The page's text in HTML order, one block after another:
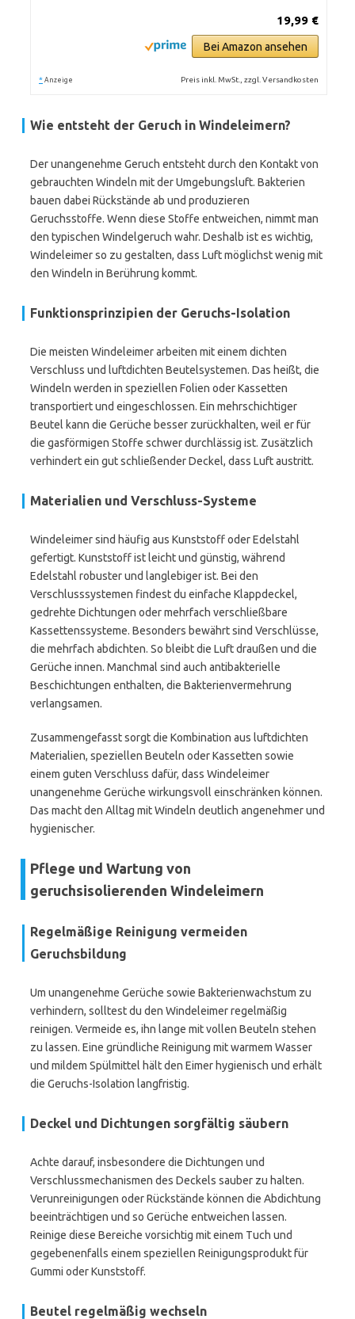
19,99 €
Bei Amazon ansehen
* Anzeige Preis inkl. MwSt., zzgl. Versandkosten
Wie entsteht der Geruch in Windeleimern?
Der unangenehme Geruch entsteht durch den Kontakt von
gebrauchten Windeln mit der Umgebungsluft. Bakterien
bauen dabei Rückstände ab und produzieren
Geruchsstoffe. Wenn diese Stoffe entweichen, nimmt man
den typischen Windelgeruch wahr. Deshalb ist es wichtig,
Windeleimer so zu gestalten, dass Luft möglichst wenig mit
den Windeln in Berührung kommt.
Funktionsprinzipien der Geruchs-Isolation
Die meisten Windeleimer arbeiten mit einem dichten
Verschluss und luftdichten Beutelsystemen. Das heißt, die
Windeln werden in speziellen Folien oder Kassetten
transportiert und eingeschlossen. Ein mehrschichtiger
Beutel kann die Gerüche besser zurückhalten, weil er für
die gasförmigen Stoffe schwer durchlässig ist. Zusätzlich
verhindert ein gut schließender Deckel, dass Luft austritt.
Materialien und Verschluss-Systeme
Windeleimer sind häufig aus Kunststoff oder Edelstahl
gefertigt. Kunststoff ist leicht und günstig, während
Edelstahl robuster und langlebiger ist. Bei den
Verschlusssystemen findest du einfache Klappdeckel,
gedrehte Dichtungen oder mehrfach verschließbare
Kassettenssysteme. Besonders bewährt sind Verschlüsse,
die mehrfach abdichten. So bleibt die Luft draußen und die
Gerüche innen. Manchmal sind auch antibakterielle
Beschichtungen enthalten, die Bakterienvermehrung
verlangsamen.
Zusammengefasst sorgt die Kombination aus luftdichten
Materialien, speziellen Beuteln oder Kassetten sowie
einem guten Verschluss dafür, dass Windeleimer
unangenehme Gerüche wirkungsvoll einschränken können.
Das macht den Alltag mit Windeln deutlich angenehmer und
hygienischer.
Pflege und Wartung von
geruchsisolierenden Windeleimern
Regelmäßige Reinigung vermeiden
Geruchsbildung
Um unangenehme Gerüche sowie Bakterienwachstum zu
verhindern, solltest du den Windeleimer regelmäßig
reinigen. Vermeide es, ihn lange mit vollen Beuteln stehen
zu lassen. Eine gründliche Reinigung mit warmem Wasser
und mildem Spülmittel hält den Eimer hygienisch und erhält
die Geruchs-Isolation langfristig.
Deckel und Dichtungen sorgfältig säubern
Achte darauf, insbesondere die Dichtungen und
Verschlussmechanismen des Deckels sauber zu halten.
Verunreinigungen oder Rückstände können die Abdichtung
beeinträchtigen und so Gerüche entweichen lassen.
Reinige diese Bereiche vorsichtig mit einem Tuch und
gegebenenfalls einem speziellen Reinigungsprodukt für
Gummi oder Kunststoff.
Beutel regelmäßig wechseln